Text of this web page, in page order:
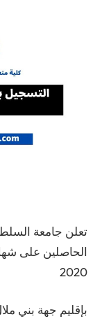
تعلن جامعة
الحاصلين على
2020
بإقليم جهة بني